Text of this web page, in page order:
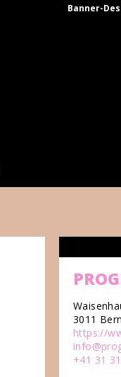
Banner-
3011 Bern
https://
+41 31